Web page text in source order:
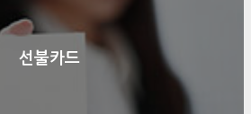
선불카드